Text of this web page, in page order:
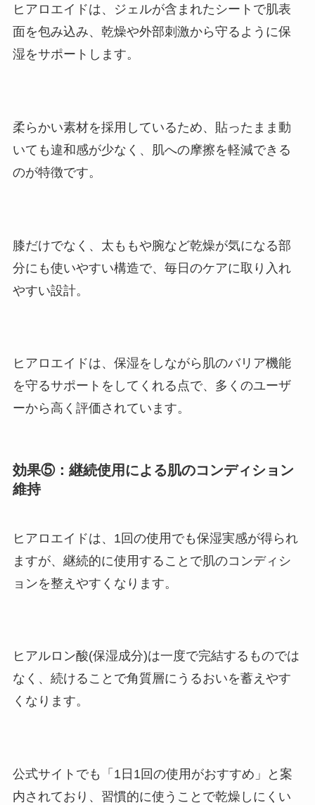
ヒアロエイドは、ジェルが含まれたシートで肌表
面を包み込み、乾燥や外部刺激から守るように保
湿をサポートします。
柔らかい素材を採用しているため、貼ったまま動
いても違和感が少なく、肌への摩擦を軽減できる
のが特徴です。
膝だけでなく、太ももや腕など乾燥が気になる部
分にも使いやすい構造で、毎日のケアに取り入れ
やすい設計。
ヒアロエイドは、保湿をしながら肌のバリア機能
を守るサポートをしてくれる点で、多くのユーザ
ーから高く評価されています。
効果⑤：継続使用による肌のコンディション
維持
ヒアロエイドは、1回の使用でも保湿実感が得られ
ますが、継続的に使用することで肌のコンディシ
ョンを整えやすくなります。
ヒアルロン酸(保湿成分)は一度で完結するものでは
なく、続けることで角質層にうるおいを蓄えやす
くなります。
公式サイトでも「1日1回の使用がおすすめ」と案
内されており、習慣的に使うことで乾燥しにくい